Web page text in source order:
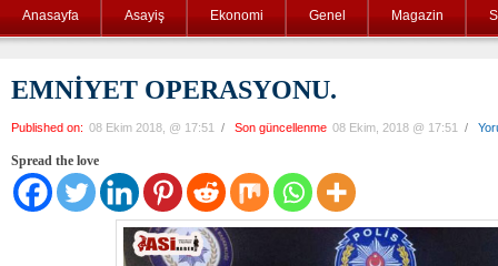
Anasayfa Asayiş Ekonomi Genel Magazin
EMNİYET OPERASYONU.
Published on: 08 Ekim 2018, @ 17:51 / Son güncellenme 08 Ekim, 2018 @ 17:51 /
Spread the love